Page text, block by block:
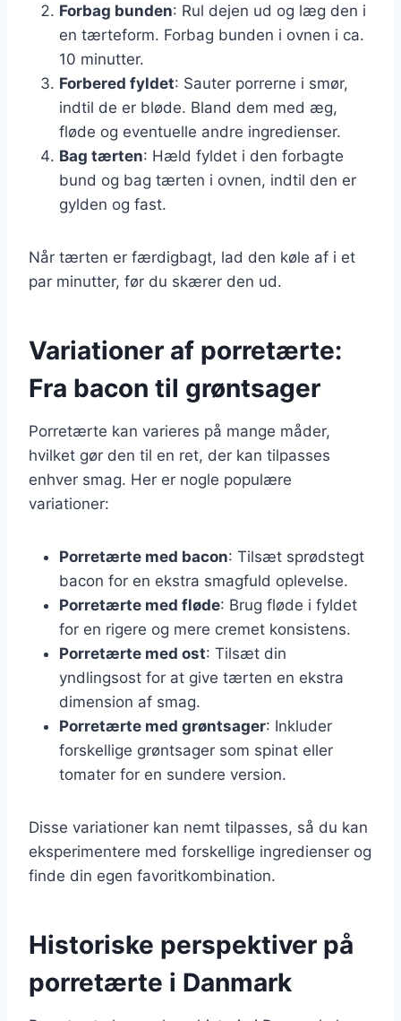
Forbag bunden: Rul dejen ud og læg den i
en tærteform. Forbag bunden i ovnen i ca.
10 minutter.
Forbered fyldet: Sauter porrerne i smør,
indtil de er bløde. Bland dem med æg,
fløde og eventuelle andre ingredienser.
Bag tærten: Hæld fyldet i den forbagte
bund og bag tærten i ovnen, indtil den er
gylden og fast.
Når tærten er færdigbagt, lad den køle af i et
par minutter, før du skærer den ud.
Variationer af porretærte:
Fra bacon til grøntsager
Porretærte kan varieres på mange måder,
hvilket gør den til en ret, der kan tilpasses
enhver smag. Her er nogle populære
variationer:
Porretærte med bacon: Tilsæt sprødstegt
bacon for en ekstra smagfuld oplevelse.
Porretærte med fløde: Brug fløde i fyldet
for en rigere og mere cremet konsistens.
Porretærte med ost: Tilsæt din
yndlingsost for at give tærten en ekstra
dimension af smag.
Porretærte med grøntsager: Inkluder
forskellige grøntsager som spinat eller
tomater for en sundere version.
Disse variationer kan nemt tilpasses, så du kan
eksperimentere med forskellige ingredienser og
finde din egen favoritkombination.
Historiske perspektiver på
porretærte i Danmark